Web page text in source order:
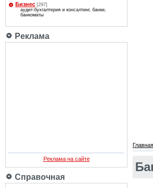
Бизнес [297]
аудит-бухгалтерия и консалтинг, банки,
банкоматы
Реклама
Реклама на сайте
Справочная
Главная